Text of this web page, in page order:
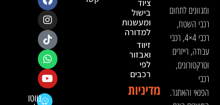
ומגוונים לתחום
רכבי השטח,
רכבי 4×4, רכבי
עבודה, רייזרים
וטרקטורונים,
רכבי
הפנאי והאתגר.
ציוד
בישול
ומעשנות
למדורה
זיווד
ואבזור
לפי
רכבים
מדיניות
נווטו